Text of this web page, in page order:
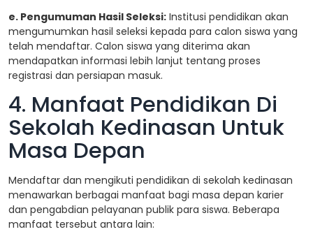
e. Pengumuman Hasil Seleksi: Institusi pendidikan akan
mengumumkan hasil seleksi kepada para calon siswa yang
telah mendaftar. Calon siswa yang diterima akan
mendapatkan informasi lebih lanjut tentang proses
registrasi dan persiapan masuk.
4. Manfaat Pendidikan Di
Sekolah Kedinasan Untuk
Masa Depan
Mendaftar dan mengikuti pendidikan di sekolah kedinasan
menawarkan berbagai manfaat bagi masa depan karier
dan pengabdian pelayanan publik para siswa. Beberapa
manfaat tersebut antara lain: